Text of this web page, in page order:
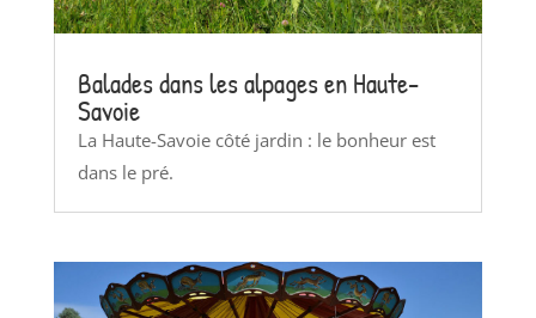
Balades dans les alpages en Haute-
Savoie
La Haute-Savoie côté jardin : le bonheur est
dans le pré.